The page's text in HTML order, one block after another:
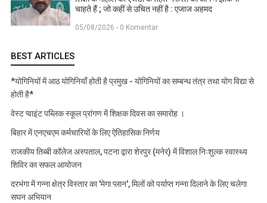
चाहते हैं ; जो कहीं से उचित नहीं है : एजाज अहमद
05/08/2026 - 0 Komentar
BEST ARTICLES
*योगिनियों में आठ योगिनियाँ होती है प्रमुख - योगिनियों का सम्बन्ध तंत्र तथा योग विद्या से
होती है*
वेस्ट प्वाइंट पब्लिक स्कूल प्रांगण में शिक्षक दिवस का समारोह ।
बिहार में एनएचएम कर्मचारियों के लिए ऐतिहासिक निर्णय
राजकीय तिब्बी कॉलेज अस्पताल, पटना द्वारा शेरपुर (मनेर) में विशाल निःशुल्क स्वास्थ्य
शिविर का सफल आयोजन
दरभंगा में गन्ना क्षेत्र विस्तार का 'मेगा प्लान', मिलों को पर्याप्त गन्ना दिलाने के लिए चलेगा
सघन अभियान